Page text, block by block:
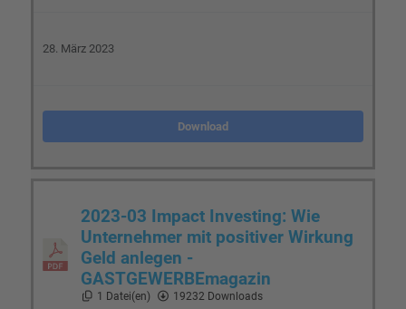
28. März 2023
Download
2023-03 Impact Investing: Wie
Unternehmer mit positiver Wirkung
Geld anlegen -
GASTGEWERBEmagazin
1 Datei(en) 19232 Downloads